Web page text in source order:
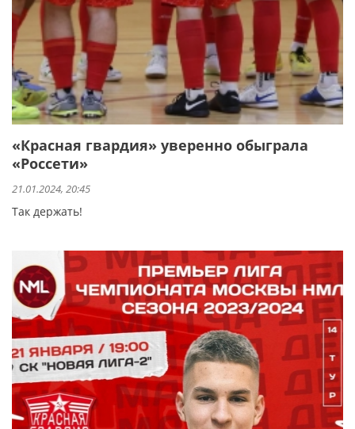
«Красная гвардия» уверенно обыграла
«Россети»
21.01.2024, 20:45
Так держать!